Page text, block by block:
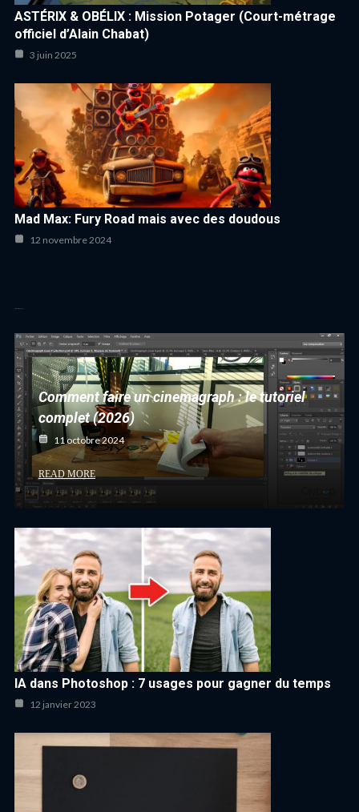
ASTÉRIX & OBÉLIX : Mission Potager (Court-métrage
officiel d’Alain Chabat)
3 juin 2025
Mad Max: Fury Road mais avec des doudous
12 novembre 2024
Comment faire un cinemagraph : le tutoriel
complet (2026)
11 octobre 2024
READ MORE
IA dans Photoshop : 7 usages pour gagner du temps
12 janvier 2023